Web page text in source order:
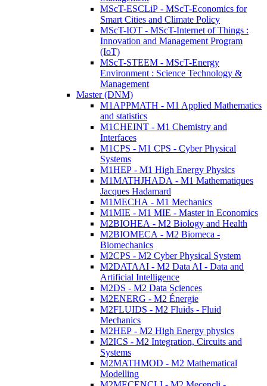
MScT-ESCLiP - MScT-Economics for
Smart Cities and Climate Policy
MScT-IOT - MScT-Internet of Things :
Innovation and Management Program
(IoT)
MScT-STEEM - MScT-Energy
Environment : Science Technology &
Management
Master (DNM)
M1APPMATH - M1 Applied Mathematics
and statistics
M1CHEINT - M1 Chemistry and
Interfaces
M1CPS - M1 CPS - Cyber Physical
Systems
M1HEP - M1 High Energy Physics
M1MATHJHADA - M1 Mathematiques
Jacques Hadamard
M1MECHA - M1 Mechanics
M1MIE - M1 MIE - Master in Economics
M2BIOHEA - M2 Biology and Health
M2BIOMECA - M2 Biomeca -
Biomechanics
M2CPS - M2 Cyber Physical System
M2DATAAI - M2 Data AI - Data and
Artificial Intelligence
M2DS - M2 Data Sciences
M2ENERG - M2 Énergie
M2FLUIDS - M2 Fluids - Fluid
Mechanics
M2HEP - M2 High Energy physics
M2ICS - M2 Integration, Circuits and
Systems
M2MATHMOD - M2 Mathematical
Modelling